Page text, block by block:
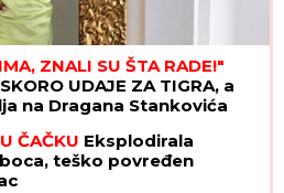
ZNALI SU ŠTA RADE!"
UDAJE ZA TIGRA, a
na Dragana Stankovića
ČAČKU Eksplodirala
teško povređen